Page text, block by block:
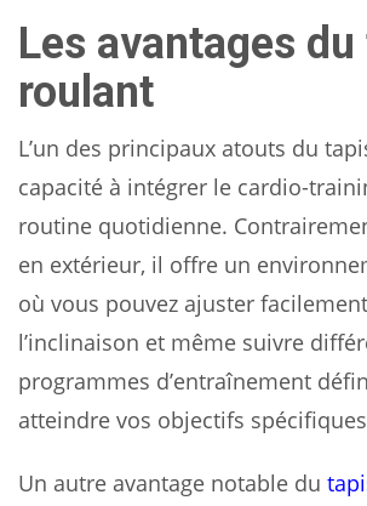
Les avantages
roulant
L’un des principaux atouts du
capacité à intégrer le cardio-
routine quotidienne.
en extérieur, il offre un
où vous pouvez ajuster
l’inclinaison et même suivre
programmes d’entraînement
atteindre vos objectifs
Un autre avantage notable du